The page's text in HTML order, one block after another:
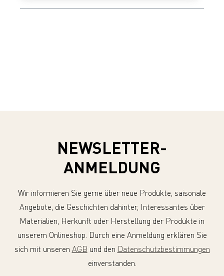
NEWSLETTER-
ANMELDUNG
Wir informieren Sie gerne über neue Produkte, saisonale
Angebote, die Geschichten dahinter, Interessantes über
Materialien, Herkunft oder Herstellung der Produkte in
unserem Onlineshop. Durch eine Anmeldung erklären Sie
sich mit unseren AGB und den Datenschutzbestimmungen
einverstanden.